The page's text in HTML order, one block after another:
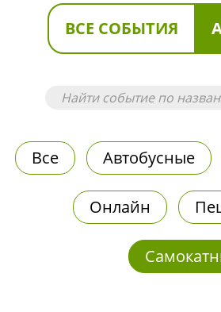
ВСЕ СОБЫТИЯ
Все Автобусные
Онлайн